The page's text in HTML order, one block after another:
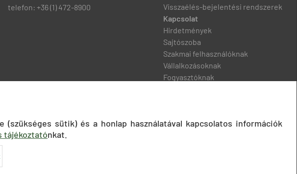
telefon: +36 (1) 472-8900
Visszaélés-bejelentési rendszerek
Kapcsolat
Hirdetmények
Sajtószoba
Szakmai felhasználóknak
Vállalkozásoknak
Fogyasztóknak
sütik) és a honlap használatával kapcsolatos információk
tájékoztatónkat.